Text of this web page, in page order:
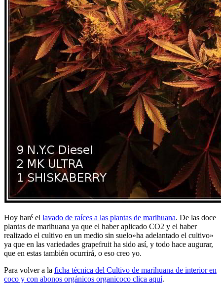
Hoy haré el lavado de raíces a las plantas de marihuana. De las doce
plantas de marihuana ya que el haber aplicado CO2 y el haber
realizado el cultivo en un medio sin suelo»ha adelantado el cultivo»
ya que en las variedades grapefruit ha sido así, y todo hace augurar,
que en estas también ocurrirá, o eso creo yo.
Para volver a la ficha técnica del Cultivo de marihuana de interior en
coco y con abonos orgánicos organicoco clica aquí.